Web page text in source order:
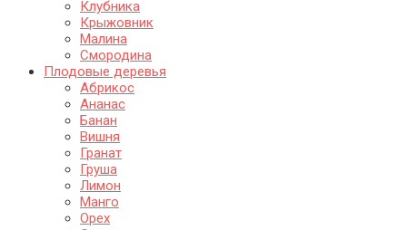
Клубника
Крыжовник
Малина
Смородина
Плодовые деревья
Абрикос
Ананас
Банан
Вишня
Гранат
Груша
Лимон
Манго
Орех